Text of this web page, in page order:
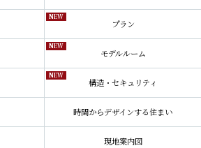
プラン
NEW
モデルルーム
NEW
構造・セキュリティ
NEW
時間からデザインする住まい
現地案内図